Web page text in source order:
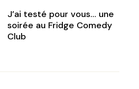
J’ai testé pour vous… une
soirée au Fridge Comedy
Club